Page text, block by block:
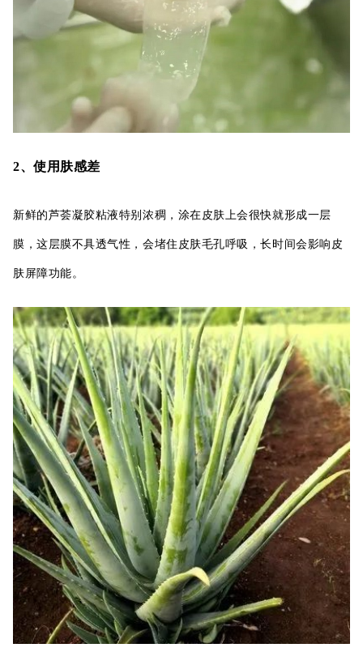
2、使用肤感差
新鲜的芦荟凝胶粘液特别浓稠，涂在皮肤上会很快就形成一层
膜，这层膜不具透气性，会堵住皮肤毛孔呼吸，长时间会影响皮
肤屏障功能。